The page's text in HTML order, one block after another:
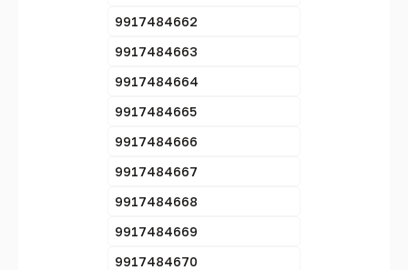
9917484662
9917484663
9917484664
9917484665
9917484666
9917484667
9917484668
9917484669
9917484670